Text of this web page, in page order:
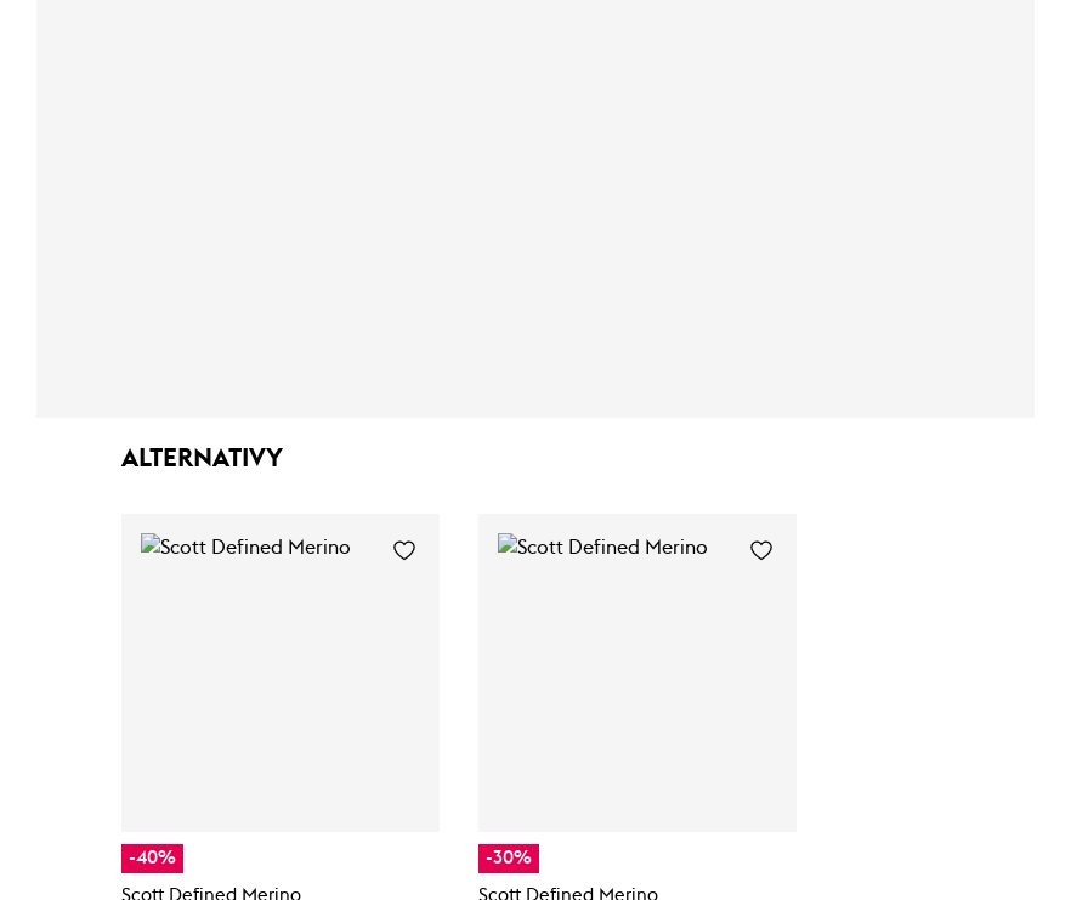
ALTERNATIVY
-40%
Scott Defined Merino
-30%
Scott Defined Merino